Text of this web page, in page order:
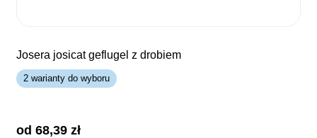
josera josicat geflugel z drobiem
2 warianty do wyboru
od 68,39zł